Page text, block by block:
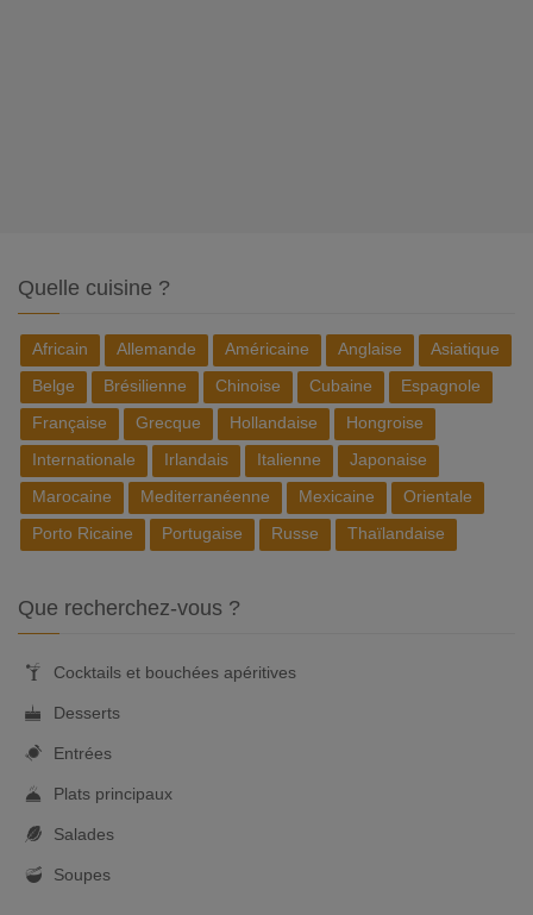
Quelle cuisine ?
Africain Allemande Américaine Anglaise
Asiatique
Belge
Brésilienne Chinoise Cubaine
Espagnole
Française
Grecque Hollandaise
Hongroise
Internationale
Irlandais Italienne
Japonaise
Marocaine
Mediterranéenne Mexicaine
Orientale
Porto Ricaine
Portugaise Russe Thaïlandaise
Que recherchez-vous ?
Cocktails et bouchées apéritives
Desserts
Entrées
Plats principaux
Salades
Soupes